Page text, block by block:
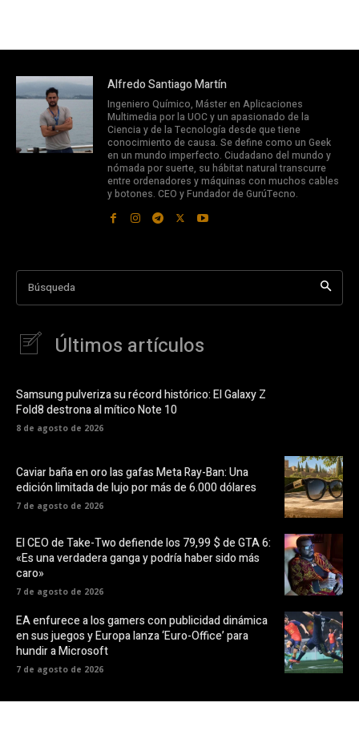
Alfredo Santiago Martín
Ingeniero Químico, Máster en Aplicaciones
Multimedia por la UOC y un apasionado de la
Ciencia y de la Tecnología desde que tiene
conocimiento de causa. Se define como un Geek
en un mundo imperfecto. Ciudadano del mundo y
nómada por suerte, su hábitat natural transcurre
entre ordenadores y máquinas con muchos cables
y botones. CEO y Fundador de GurúTecno.
Búsqueda
Últimos artículos
Samsung pulveriza su récord histórico: El Galaxy Z
Fold8 destrona al mítico Note 10
8 de agosto de 2026
Caviar baña en oro las gafas Meta Ray-Ban: Una
edición limitada de lujo por más de 6.000 dólares
7 de agosto de 2026
El CEO de Take-Two defiende los 79,99 $ de GTA 6:
«Es una verdadera ganga y podría haber sido más
caro»
7 de agosto de 2026
EA enfurece a los gamers con publicidad dinámica
en sus juegos y Europa lanza ‘Euro-Office’ para
hundir a Microsoft
7 de agosto de 2026